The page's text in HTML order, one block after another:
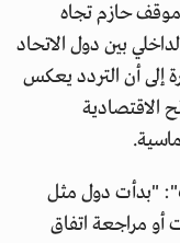
موقف حازم تجاه
بين دول الاتحاد
إلى أن التردد يعكس
الاقتصادية
": "بدأت دول مثل
أو مراجعة اتفاق